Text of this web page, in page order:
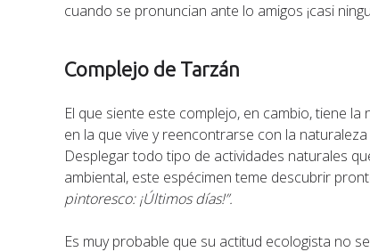
cuando se pronuncian ante lo amigos ¡casi
Complejo de Tarzán
El que siente este complejo, en cambio, tiene
en la que vive y reencontrarse con la
Desplegar todo tipo de actividades naturales
ambiental, este espécimen teme descubrir
pintoresco: ¡Últimos días!”.
Es muy probable que su actitud ecologista no